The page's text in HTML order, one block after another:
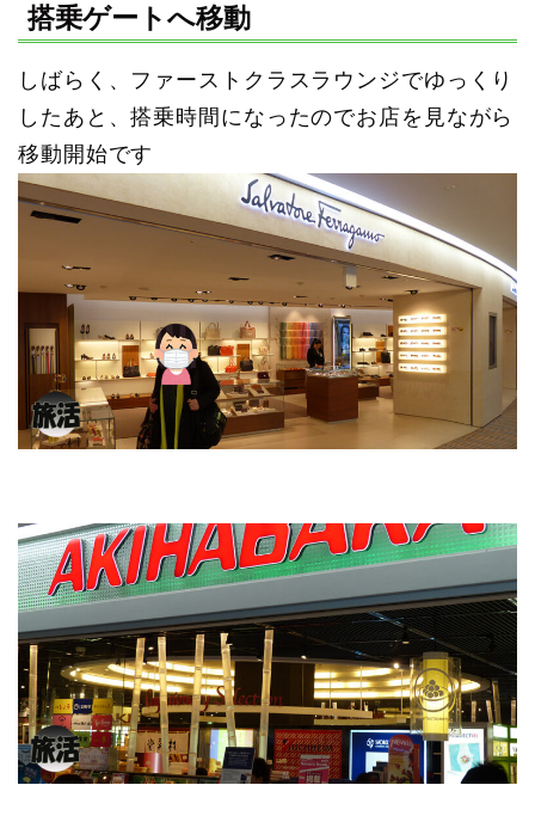
搭乗ゲートへ移動
しばらく、ファーストクラスラウンジでゆっくり
したあと、搭乗時間になったのでお店を見ながら
移動開始です